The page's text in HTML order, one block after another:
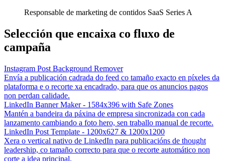
Responsable de marketing de contidos SaaS Series A
Selección que encaixa co fluxo de
campaña
Instagram Post Background Remover
Envía a publicación cadrada do feed co tamaño exacto en píxeles da
plataforma e o recorte xa encadrado, para que os anuncios pagos
non perdan calidade.
LinkedIn Banner Maker - 1584x396 with Safe Zones
Mantén a bandeira da páxina de empresa sincronizada con cada
lanzamento cambiando a foto hero, sen traballo manual de recorte.
LinkedIn Post Template - 1200x627 & 1200x1200
Xera o vertical nativo de LinkedIn para publicacións de thought
leadership, co tamaño correcto para que o recorte automático non
corte a idea principal.